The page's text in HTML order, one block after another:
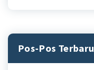
Pos-Pos Terbaru